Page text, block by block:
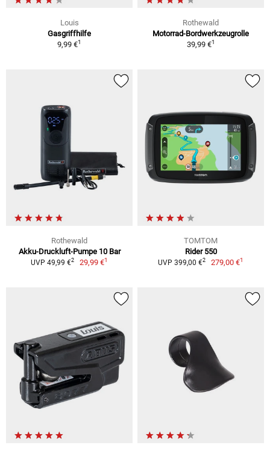
Louis
Gasgriffhilfe
9,99 €1
Rothewald
Motorrad-Bordwerkzeugrolle
39,99 €1
Rothewald
Akku-Druckluft-Pumpe 10 Bar
UVP 49,99 €2 29,99 €1
TOMTOM
Rider 550
UVP 399,00 €2 279,00 €1